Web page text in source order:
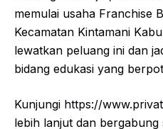
memulai usaha Franchise
Kecamatan Kintamani
lewatkan peluang ini dan
bidang edukasi yang
Kunjungi https://
lebih lanjut dan bergabung